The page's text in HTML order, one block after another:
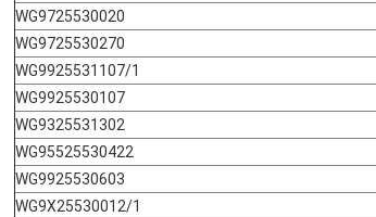
WG9725530020
WG9725530270
WG9925531107/1
WG9925530107
WG9325531302
WG95525530422
WG9925530603
WG9X25530012/1